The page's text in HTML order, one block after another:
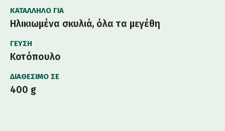
ΚΑΤΆΛΛΗΛΟ ΓΙΑ
Ηλικιωμένα σκυλιά, όλα τα μεγέθη
ΓΕΎΣΗ
Κοτόπουλο
ΔΙΑΘΈΣΙΜΟ ΣΕ
400 g